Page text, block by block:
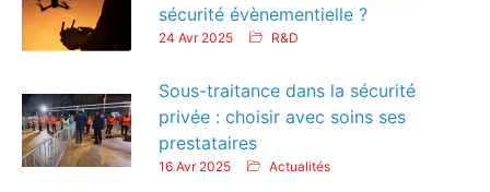
sécurité évènementielle ?
24 Avr 2025 R&D
Sous-traitance dans la sécurité
privée : choisir avec soins ses
prestataires
16 Avr 2025 Actualités